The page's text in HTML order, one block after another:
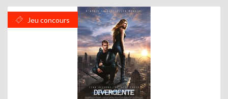
Jeu concours